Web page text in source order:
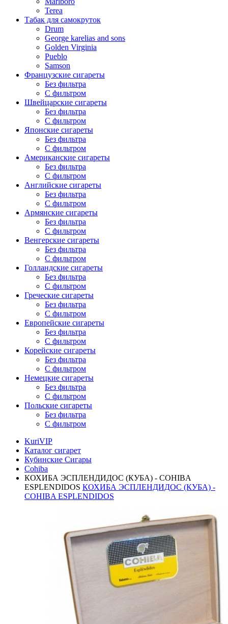
Terea
Табак для самокруток
Drum
George karelias and sons
Golden Virginia
Pueblo
Samson
Французские сигареты
Без фильтра
С фильтром
Швейцарские сигареты
Без фильтра
С фильтром
Японские сигареты
Без фильтра
С фильтром
Американские сигареты
Без фильтра
С фильтром
Английские сигареты
Без фильтра
С фильтром
Армянские сигареты
Без фильтра
С фильтром
Венгерские сигареты
Без фильтра
С фильтром
Голландские сигареты
Без фильтра
С фильтром
Греческие сигареты
Без фильтра
С фильтром
Европейские сигареты
Без фильтра
С фильтром
Корейские сигареты
Без фильтра
С фильтром
Немецкие сигареты
Без фильтра
С фильтром
Польские сигареты
Без фильтра
С фильтром
KuriVIP
Каталог сигарет
Кубинские Сигары
Cohiba
КОХИБА ЭСПЛЕНДИДОС (КУБА) - COHIBA
ESPLENDIDOS КОХИБА ЭСПЛЕНДИДОС (КУБА) -
COHIBA ESPLENDIDOS